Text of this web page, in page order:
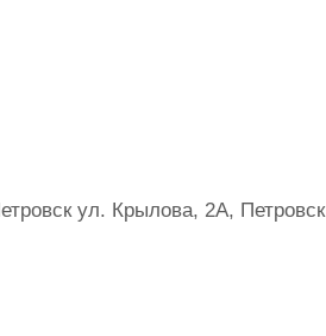
ул. Крылова, 2А, Петровск